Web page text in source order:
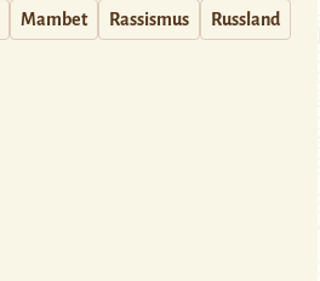
Mambet Rassismus Russland